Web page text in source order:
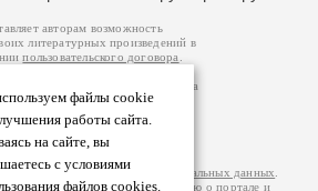
файлы cookie
работы сайта.
на сайте, вы
с условиями
файлов cookies.
авторам возможность
литературных произведений в
пользовательского договора
принадлежат авторам
произведений возможна
к которому вы можете
странице. Ответственность за
несут самостоятельно на
изаконодательства
Политики обработки персональных данных
более подробнуюинформацию о портале и